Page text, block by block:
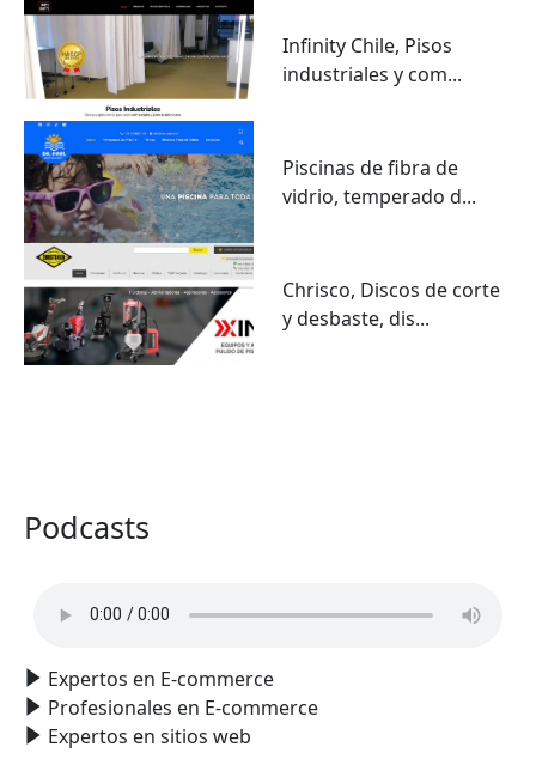
Infinity Chile, Pisos
industriales y com...
Piscinas de fibra de
vidrio, temperado d...
Chrisco, Discos de corte
y desbaste, dis...
Podcasts
Expertos en E-commerce
Profesionales en E-commerce
Expertos en sitios web